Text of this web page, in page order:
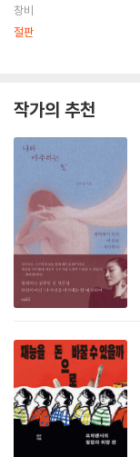
창비
절판
작가의 추천